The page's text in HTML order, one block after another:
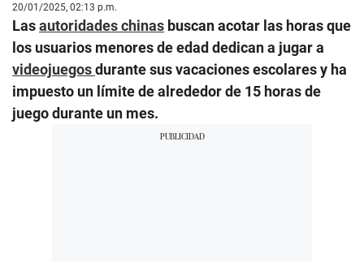
20/01/2025, 02:13 p.m.
Lasautoridades chinas buscan acotar las horas que
los usuarios menores de edad dedican a jugar a
videojuegosdurante sus vacaciones escolares y ha
impuesto un límite de alrededor de 15 horas de
juego durante un mes.